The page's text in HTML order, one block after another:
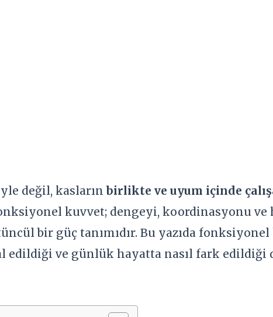
değil, kaslarınbirlikte ve uyum içinde
kuvvet; dengeyi, koordinasyonu ve
bir güç tanımıdır. Bu yazıda
edildiği ve günlük hayatta nasıl fark edildiği